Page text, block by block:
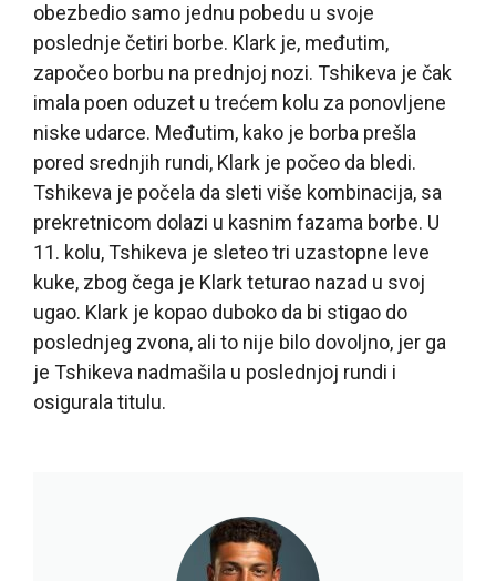
obezbedio samo jednu pobedu u svoje
poslednje četiri borbe. Klark je, međutim,
započeo borbu na prednjoj nozi. Tshikeva je čak
imala poen oduzet u trećem kolu za ponovljene
niske udarce. Međutim, kako je borba prešla
pored srednjih rundi, Klark je počeo da bledi.
Tshikeva je počela da sleti više kombinacija, sa
prekretnicom dolazi u kasnim fazama borbe. U
11. kolu, Tshikeva je sleteo tri uzastopne leve
kuke, zbog čega je Klark teturao nazad u svoj
ugao. Klark je kopao duboko da bi stigao do
poslednjeg zvona, ali to nije bilo dovoljno, jer ga
je Tshikeva nadmašila u poslednjoj rundi i
osigurala titulu.